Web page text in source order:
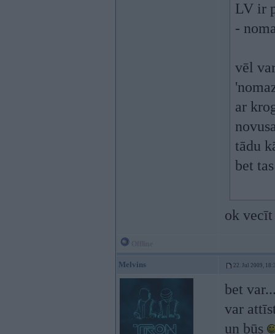
LV ir
-
vēl
ar
tādu
bet
ok
Melvins 22. Jul 2009,
bet
var
un būs